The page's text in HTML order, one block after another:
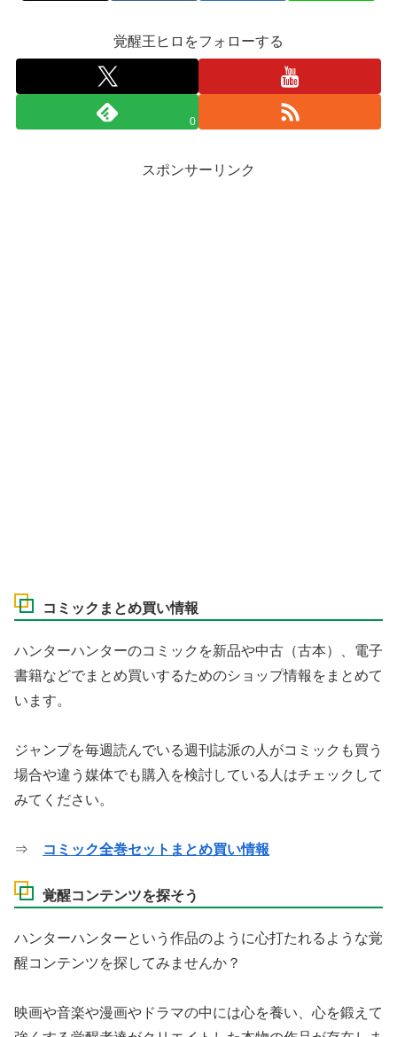
覚醒王ヒロをフォローする
0
スポンサーリンク
コミックまとめ買い情報
ハンターハンターのコミックを新品や中古（古本）、電子
書籍などでまとめ買いするためのショップ情報をまとめて
います。
ジャンプを毎週読んでいる週刊誌派の人がコミックも買う
場合や違う媒体でも購入を検討している人はチェックして
みてください。
⇒ コミック全巻セットまとめ買い情報
覚醒コンテンツを探そう
ハンターハンターという作品のように心打たれるような覚
醒コンテンツを探してみませんか？
映画や音楽や漫画やドラマの中には心を養い、心を鍛えて